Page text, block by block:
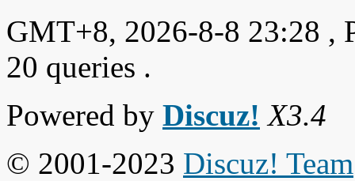
GMT+8, 2026-8-8 23:28 ,
20 queries .
Powered by Discuz! X3.4
© 2001-2023 Discuz! Team